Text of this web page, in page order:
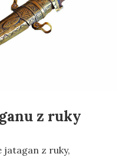
z ruky
jatagan z ruky,